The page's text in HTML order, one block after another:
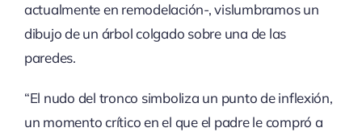
actualmente en remodelación-, vislumbramos un
dibujo de un árbol colgado sobre una de las
paredes.
“El nudo del tronco simboliza un punto de inflexión,
un momento crítico en el que el padre le compró a